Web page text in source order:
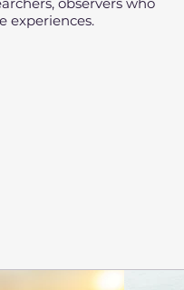
experiences.